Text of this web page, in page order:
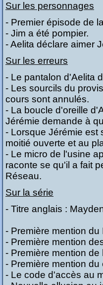
Sur les personnages
- Premier épisode de
- Jim a été pompier.
- Aelita déclare aimer
Sur les erreurs
- Le pantalon d'Aelita
- Les sourcils du
cours sont annulés.
- La boucle d'oreille
Jérémie demande à
- Lorsque Jérémie est
moitié ouverte et au
- Le micro de l'usine
raconte se qu'il a fait
Réseau.
Sur la série
- Titre anglais :
- Première mention du
- Première mention
- Première mention de
- Première mention
- Le code d'accès au